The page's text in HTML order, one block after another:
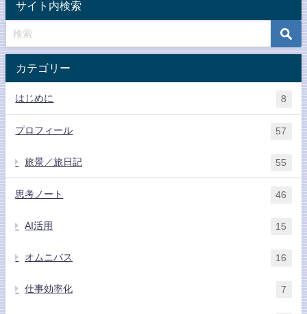
サイト内検索
カテゴリー
はじめに 8
プロフィール 57
旅景／旅日記 55
思考ノート 46
AI活用 15
オムニバス 16
仕事効率化 7